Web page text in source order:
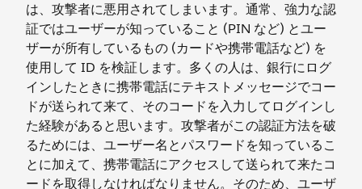
は、攻撃者に悪用されてしまいます。通常、強力な認
証ではユーザーが知っていること (PIN など) とユー
ザーが所有しているもの (カードや携帯電話など) を
使用して ID を検証します。多くの人は、銀行にログ
インしたときに携帯電話にテキストメッセージでコー
ドが送られて来て、そのコードを入力してログインし
た経験があると思います。攻撃者がこの認証方法を破
るためには、ユーザー名とパスワードを知っているこ
とに加えて、携帯電話にアクセスして送られて来たコ
ードを取得しなければなりません。そのため、ユーザ